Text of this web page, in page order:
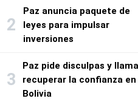
Paz anuncia paquete de
leyes para impulsar
inversiones
Paz pide disculpas y
recuperar la confianza en
Bolivia